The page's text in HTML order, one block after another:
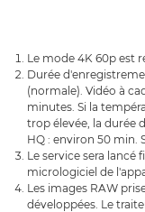
Le mode 4K 60p est
Durée
(normale). Vidéo à
minutes. Si la
trop élevée, la durée
HQ : environ 50 min.
Le service sera lancé
micrologiciel de
Les images RAW
développées. Le